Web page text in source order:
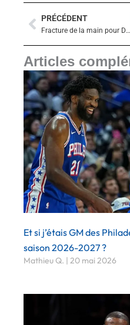
Précédent
PRÉCÉDENT
Fracture de la main pour Dejounte Murray : saison déjà compromise ?
Articles
Et si j’étais GM des
saison 2026-2027 ?
Mathieu Q. 20 mai 2026